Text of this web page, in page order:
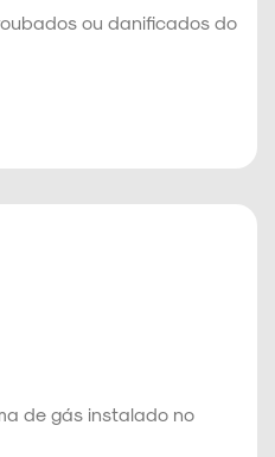
ou danificados do
de gás instalado no